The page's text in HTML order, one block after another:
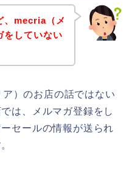
、mecria（メ
をしていない
）のお店の話ではない
は、メルマガ登録をし
セールの情報が送られ